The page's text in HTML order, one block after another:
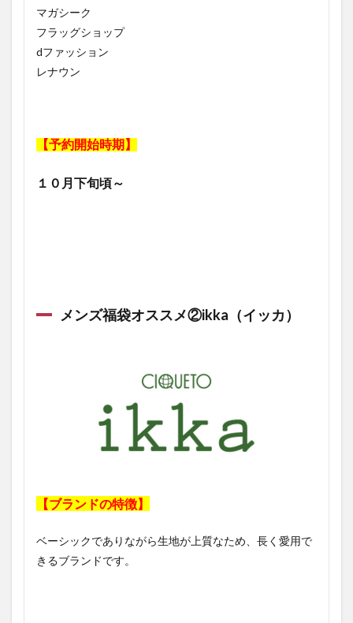
マガシーク
フラッグショップ
dファッション
レナウン
【予約開始時期】
１０月下旬頃～
メンズ福袋オススメ②ikka（イッカ）
【ブランドの特徴】
ベーシックでありながら生地が上質なため、長く愛用で
きるブランドです。